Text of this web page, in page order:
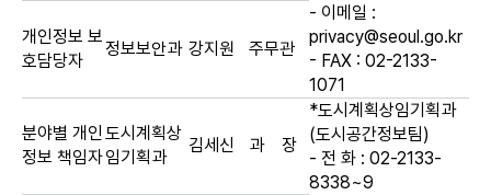
- 이메일 :
privacy@seoul.go.kr
- FAX : 02-2133-
1071
개인정보 보
호담당자
정보보안과 강지원 주무관
분야별 개인
정보 책임자
도시계획상
임기획과
김세신 과 장
*도시계획상임기획과
(도시공간정보팀)
- 전 화 : 02-2133-
8338~9